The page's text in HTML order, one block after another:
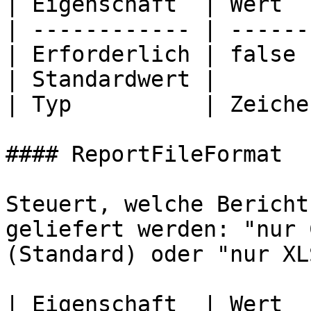
| ------------ |
| Erforderlich |
| Standardwert |
| Typ          |
#### ReportFileFormat
Steuert, welche
geliefert werden: "nur
(Standard) oder "nur
| Eigenschaft  |